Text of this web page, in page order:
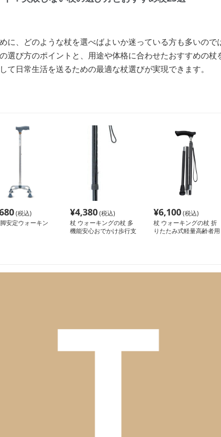
に、どのような杖を選べばよいか迷っている方も多いので
選び方のポイントと、用途や体格に合わせたおすすめの杖
て日常生活を送るための最適な杖選びが実現できます。
(税込)
安定ウォーキン
¥4,380(税込)
杖 ウォーキングの杖 多
機能安心おでかけ歩行支
¥6,100(税込)
杖 ウォーキングの杖 折
りたたみ式軽量高齢者用